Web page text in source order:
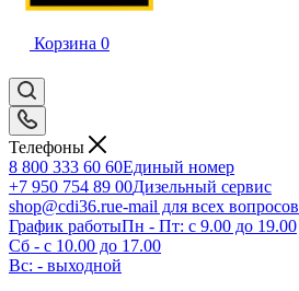
Корзина 0
Телефоны
8 800 333 60 60Единый номер
+7 950 754 89 00Дизельный сервис
shop@cdi36.rue-mail для всех вопросов
График работыПн - Пт: с 9.00 до 19.00
Сб - с 10.00 до 17.00
Вс: - выходной